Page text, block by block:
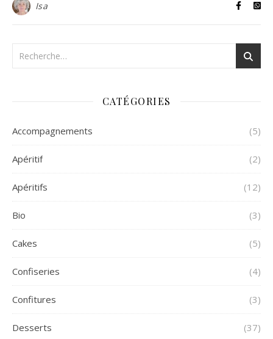
Isa
CATÉGORIES
Accompagnements (5)
Apéritif (2)
Apéritifs (12)
Bio (3)
Cakes (5)
Confiseries (4)
Confitures (3)
Desserts (37)